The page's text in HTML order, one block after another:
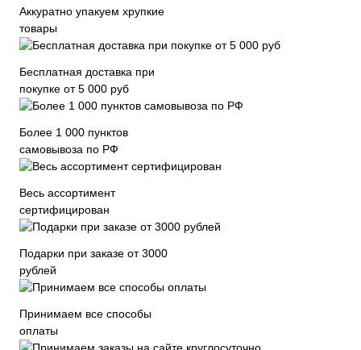
Аккуратно упакуем хрупкие
товары
Бесплатная доставка при
покупке от 5 000 руб
Более 1 000 пунктов
самовывоза по РФ
Весь ассортимент
сертифицирован
Подарки при заказе от 3000
рублей
Принимаем все способы
оплаты